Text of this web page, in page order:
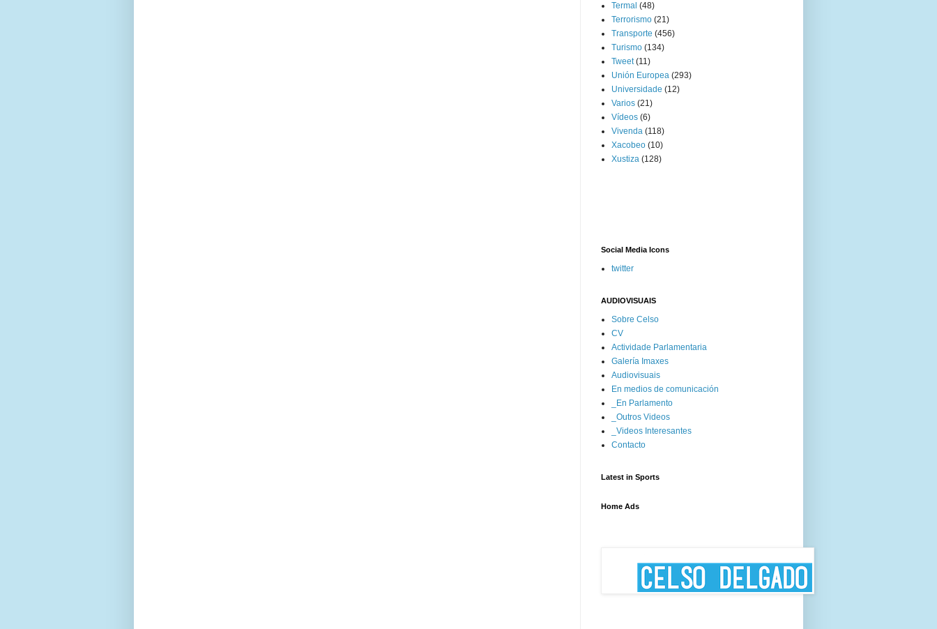
Termal (48)
Terrorismo (21)
Transporte (456)
Turismo (134)
Tweet (11)
Unión Europea (293)
Universidade (12)
Varios (21)
Vídeos (6)
Vivenda (118)
Xacobeo (10)
Xustiza (128)
Social Media Icons
twitter
AUDIOVISUAIS
Sobre Celso
CV
Actividade Parlamentaria
Galería Imaxes
Audiovisuais
En medios de comunicación
_En Parlamento
_Outros Videos
_Videos Interesantes
Contacto
Latest in Sports
Home Ads